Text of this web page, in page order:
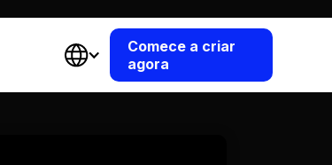
Comece a criar
agora